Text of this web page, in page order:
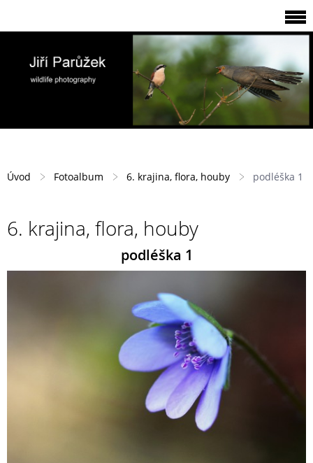
Úvod Fotoalbum 6. krajina, flora, houby podléška 1
6. krajina, flora, houby
podléška 1